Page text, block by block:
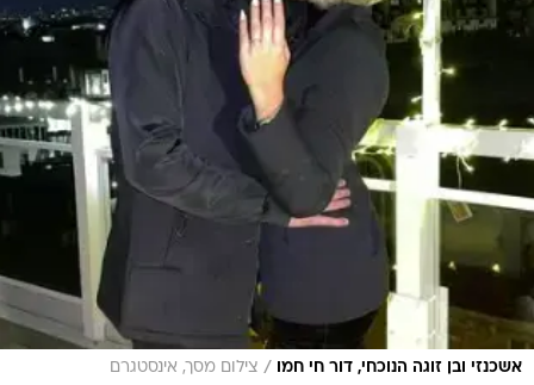
אשכנזי ובן זוגה הנוכחי, דור חי חמו / צילום מסך, אינסטגרם